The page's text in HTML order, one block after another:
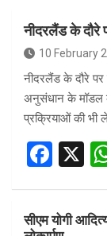
नीदरलैंड के दौरे
10 February
नीदरलैंड के दौरे पर
अनुसंधान के मॉडल
प्रक्रियाओं की भी
F
ce
X
सीएम योगी